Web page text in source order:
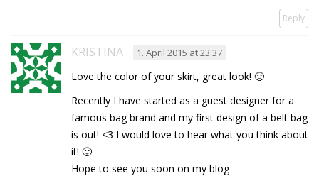
Reply
KRISTINA 1. April 2015 at 23:37
Love the color of your skirt, great look! 🙂
Recently I have started as a guest designer for a
famous bag brand and my first design of a belt bag
is out! <3 I would love to hear what you think about
it! 🙂
Hope to see you soon on my blog